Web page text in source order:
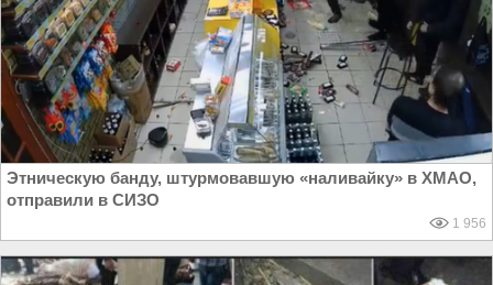
Этническую банду, штурмовавшую «наливайку» в ХМАО,
отправили в СИЗО
1 956